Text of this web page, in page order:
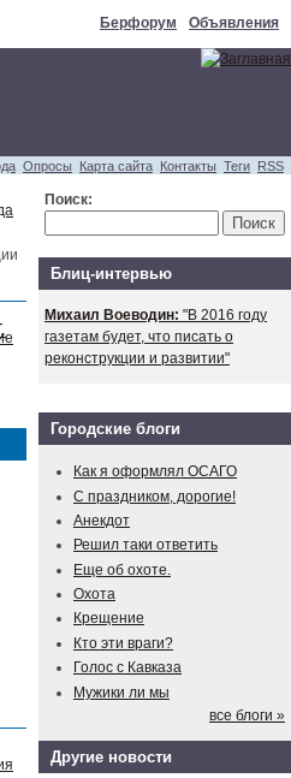
Берфорум Объявления
Опросы Карта сайта Контакты Теги RSS
Поиск:
Блиц-интервью
Михаил Воеводин: "В 2016 году
газетам будет, что писать о
реконструкции и развитии"
Городские блоги
Как я оформлял ОСАГО
С праздником, дорогие!
Анекдот
Решил таки ответить
Еще об охоте.
Охота
Крещение
Кто эти враги?
Голос с Кавказа
Мужики ли мы
все блоги »
Другие новости